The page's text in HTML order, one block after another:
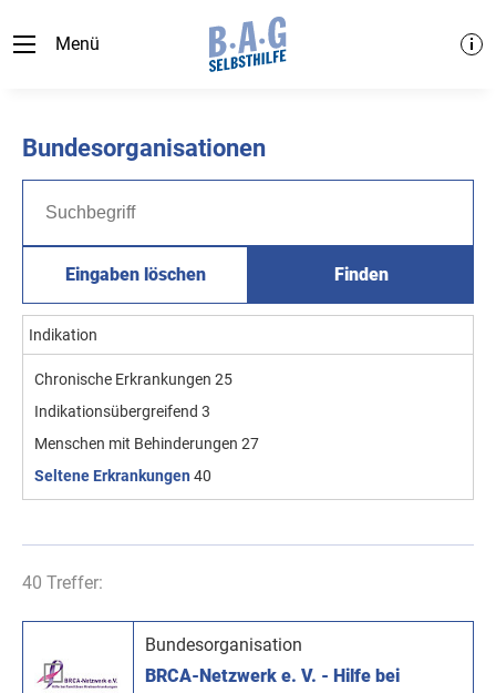
Menü
Bundesorganisationen
Eingaben löschen Finden
Indikation
Chronische Erkrankungen 25
Indikationsübergreifend 3
Menschen mit Behinderungen 27
Seltene Erkrankungen 40
40 Treffer:
Bundesorganisation
BRCA-Netzwerk e. V. - Hilfe bei